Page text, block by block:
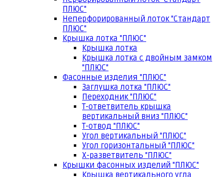
ПЛЮС"
Неперфорированный лоток "Стандарт
ПЛЮС"
Крышка лотка "ПЛЮС"
Крышка лотка
Крышка лотка с двойным замком
"ПЛЮС"
Фасонные изделия "ПЛЮС"
Заглушка лотка "ПЛЮС"
Переходник "ПЛЮС"
Т-ответвитель крышка
вертикальный вниз "ПЛЮС"
Т-отвод "ПЛЮС"
Угол вертикальный "ПЛЮС"
Угол горизонтальный "ПЛЮС"
Х-разветвитель "ПЛЮС"
Крышки фасонных изделий "ПЛЮС"
Крышка вертикального угла